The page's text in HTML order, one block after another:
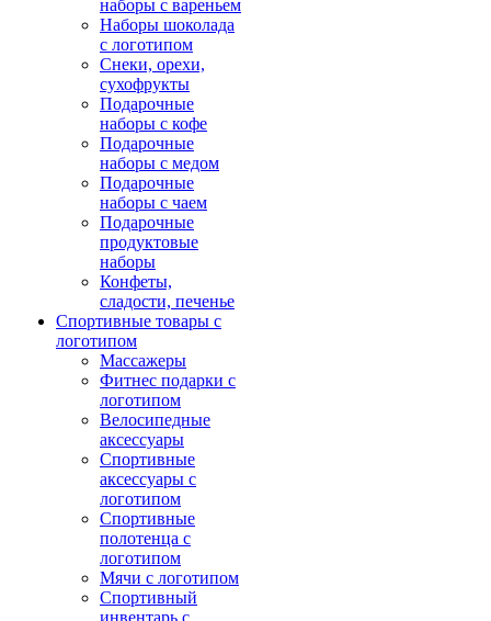
наборы с вареньем
Наборы шоколада
с логотипом
Снеки, орехи,
сухофрукты
Подарочные
наборы с кофе
Подарочные
наборы с медом
Подарочные
наборы с чаем
Подарочные
продуктовые
наборы
Конфеты,
сладости, печенье
Спортивные товары с
логотипом
Массажеры
Фитнес подарки с
логотипом
Велосипедные
аксессуары
Спортивные
аксессуары с
логотипом
Спортивные
полотенца с
логотипом
Мячи с логотипом
Спортивный
инвентарь с